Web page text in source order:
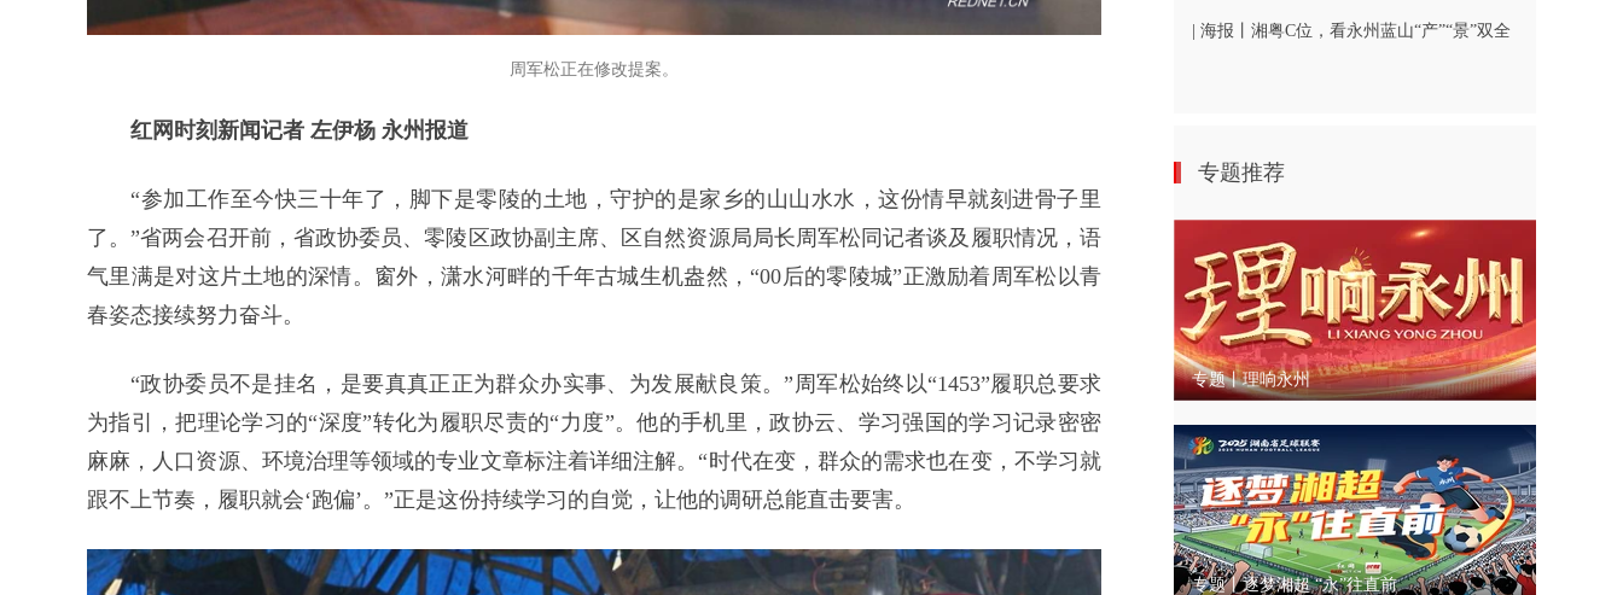
周军松正在修改提案。
红网时刻新闻记者 左伊杨 永州报道
“参加工作至今快三十年了，脚下是零陵的土地，守护的是家乡的山山水水，这份情早就刻进骨子里
了。”省两会召开前，省政协委员、零陵区政协副主席、区自然资源局局长周军松同记者谈及履职情况，语
气里满是对这片土地的深情。窗外，潇水河畔的千年古城生机盎然，“00后的零陵城”正激励着周军松以青
春姿态接续努力奋斗。
“政协委员不是挂名，是要真真正正为群众办实事、为发展献良策。”周军松始终以“1453”履职总要求
为指引，把理论学习的“深度”转化为履职尽责的“力度”。他的手机里，政协云、学习强国的学习记录密密
麻麻，人口资源、环境治理等领域的专业文章标注着详细注解。“时代在变，群众的需求也在变，不学习就
跟不上节奏，履职就会‘跑偏’。”正是这份持续学习的自觉，让他的调研总能直击要害。
| 海报丨湘粤C位，看永州蓝山“产”“景”双全
专题推荐
专题丨理响永州
专题丨逐梦湘超 “永”往直前